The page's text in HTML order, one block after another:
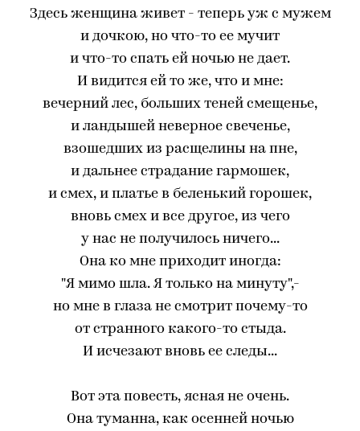
Здесь женщина живет - теперь уж с мужем
и дочкою, но что-то ее мучит
и что-то спать ей ночью не дает.
И видится ей то же, что и мне:
вечерний лес, больших теней смещенье,
и ландышей неверное свеченье,
взошедших из расщелины на пне,
и дальнее страдание гармошек,
и смех, и платье в беленький горошек,
вновь смех и все другое, из чего
у нас не получилось ничего...
Она ко мне приходит иногда:
"Я мимо шла. Я только на минуту",-
но мне в глаза не смотрит почему-то
от странного какого-то стыда.
И исчезают вновь ее следы...
Вот эта повесть, ясная не очень.
Она туманна, как осенней ночью